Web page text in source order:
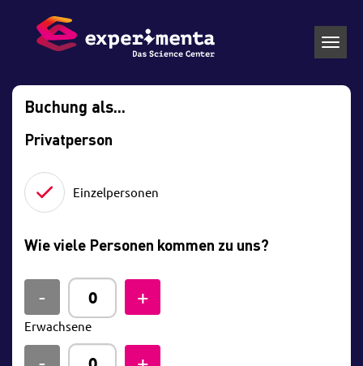
Buchung als...
Privatperson
Einzelpersonen
Wie viele Personen kommen zu uns?
Erwachsene